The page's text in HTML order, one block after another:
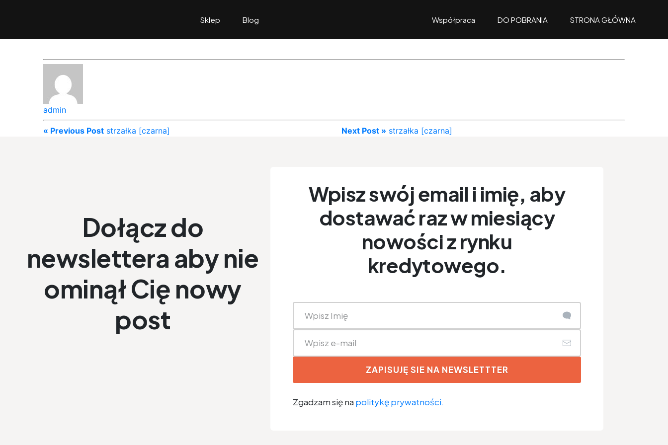
Sklep Blog Współpraca DO POBRANIA STRONA GŁÓWNA
admin
« Previous Post strzałka [czarna] Next Post » strzałka [czarna]
Dołącz do
newslettera aby nie
ominął Cię nowy
post
Wpisz swój email i imię, aby
dostawać raz w miesiący
nowości z rynku
kredytowego.
ZAPISUJĘ SIE NA NEWSLETTTER
Zgadzam się na politykę prywatności.